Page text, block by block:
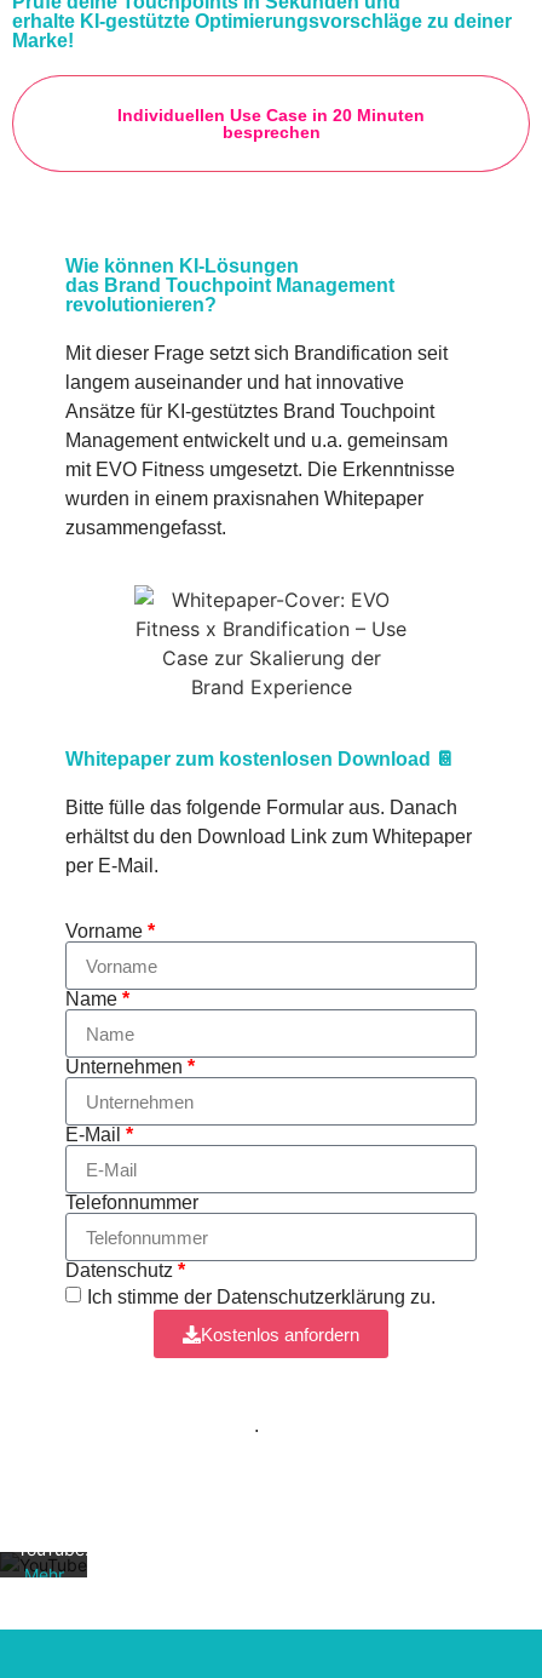
erhalte KI-gestützte Optimierungsvorschläge zu deiner
Marke!
Individuellen Use Case in 20 Minuten
besprechen
Wie können KI-Lösungen
das Brand Touchpoint Management
revolutionieren?
Mit dieser Frage setzt sich Brandification seit
langem auseinander und hat innovative
Ansätze für KI-gestütztes Brand Touchpoint
Management entwickelt und u.a. gemeinsam
mit EVO Fitness umgesetzt. Die Erkenntnisse
wurden in einem praxisnahen Whitepaper
zusammengefasst.
Whitepaper zum kostenlosen Download 📔
Bitte fülle das folgende Formular aus. Danach
erhältst du den Download Link zum Whitepaper
per E-Mail.
Vorname *
Name *
Unternehmen *
E-Mail *
Telefonnummer
Datenschutz *
Ich stimme der Datenschutzerklärung zu.
Kostenlos anfordern
.
YouTube.
Mehr